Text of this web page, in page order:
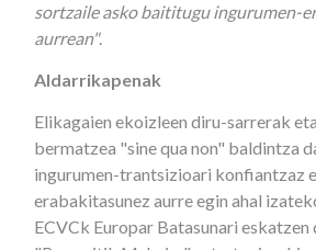
sortzaile asko baititugu ingurumen-
aurrean".
Aldarrikapenak
Elikagaien ekoizleen diru-sarrerak
bermatzea "sine qua non" baldintza
ingurumen-trantsizioari konfiantzaz
erabakitasunez aurre egin ahal
ECVCk Europar Batasunari eskatzen